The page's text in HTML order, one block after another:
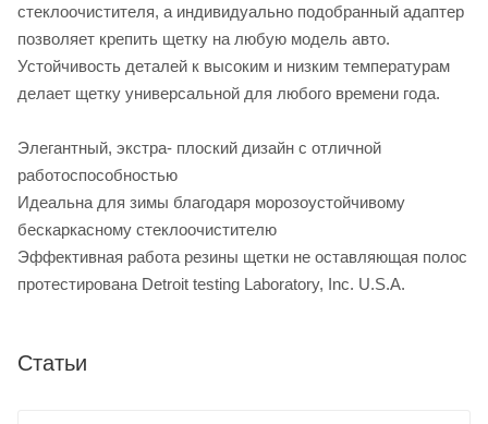
стеклоочистителя, а индивидуально подобранный адаптер
позволяет крепить щетку на любую модель авто.
Устойчивость деталей к высоким и низким температурам
делает щетку универсальной для любого времени года.
Элегантный, экстра- плоский дизайн с отличной
работоспособностью
Идеальнa для зимы благодаря морозоустойчивому
бескаркасному стеклоочистителю
Эффективная работа резины щетки не оставляющая полос
протестирована Detroit testing Laboratory, Inc. U.S.A.
Статьи